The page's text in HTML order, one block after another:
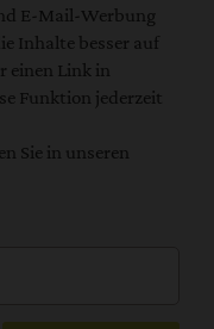
E-Mail-Werbung
Inhalte besser auf
einen Link in
Funktion jederzeit
Sie in unseren